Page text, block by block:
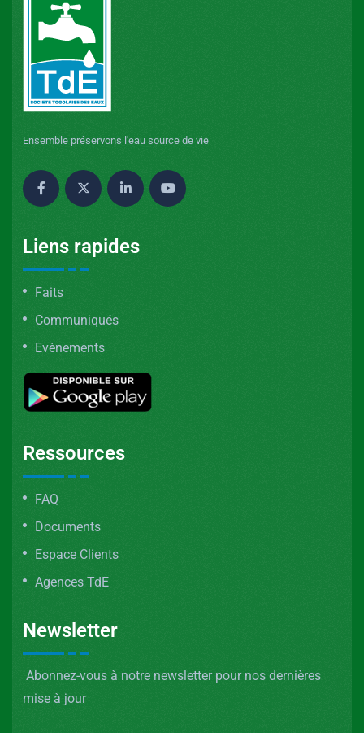
Ensemble préservons l'eau source de vie
Liens rapides
Faits
Communiqués
Evènements
Ressources
FAQ
Documents
Espace Clients
Agences TdE
Newsletter
Abonnez-vous à notre newsletter pour nos dernières
mise à jour